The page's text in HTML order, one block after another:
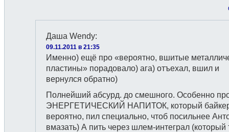
Даша Wendy:
09.11.2011 в 21:35
Именно) ещё про «вероятно, вшитые
пластины» порадовало) ага) отъехал, вшил и
вернулся обратно)
Полнейший абсурд. до смешного. Особенно
ЭНЕРГЕТИЧЕСКИЙ НАПИТОК, который
вероятно, пил специально, чтоб посильнее
вмазать) А пить через шлем-интеграл (который